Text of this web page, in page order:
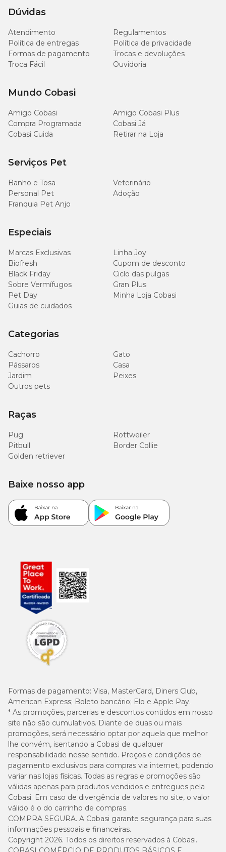
Dúvidas
Atendimento
Regulamentos
Política de entregas
Política de privacidade
Formas de pagamento
Trocas e devoluções
Troca Fácil
Ouvidoria
Mundo Cobasi
Amigo Cobasi
Amigo Cobasi Plus
Compra Programada
Cobasi Já
Cobasi Cuida
Retirar na Loja
Serviços Pet
Banho e Tosa
Veterinário
Personal Pet
Adoção
Franquia Pet Anjo
Especiais
Marcas Exclusivas
Linha Joy
Biofresh
Cupom de desconto
Black Friday
Ciclo das pulgas
Sobre Vermífugos
Gran Plus
Pet Day
Minha Loja Cobasi
Guias de cuidados
Categorias
Cachorro
Gato
Pássaros
Casa
Jardim
Peixes
Outros pets
Raças
Pug
Rottweiler
Pitbull
Border Collie
Golden retriever
Formas de pagamento: Visa, MasterCard, Diners Club,
American Express; Boleto bancário; Elo e Apple Pay.
* As promoções, parcerias e descontos contidos em nosso
site não são cumulativos. Diante de duas ou mais
promoções, será necessário optar por aquela que melhor
lhe convém, isentando a Cobasi de qualquer
responsabilidade nesse sentido. Preços e condições de
pagamento exclusivos para compras via internet, podendo
variar nas lojas físicas. Todas as regras e promoções são
válidas apenas para produtos vendidos e entregues pela
Cobasi. Em caso de divergência de valores no site, o valor
válido é o do carrinho de compras.
COMPRA SEGURA. A Cobasi garante segurança para suas
informações pessoais e financeiras.
Copyright 2026. Todos os direitos reservados à Cobasi.
Baixe nosso app